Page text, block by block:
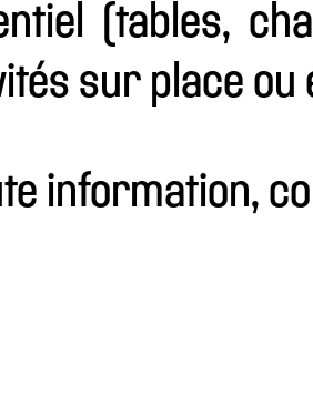
(tables,
sur place
information,